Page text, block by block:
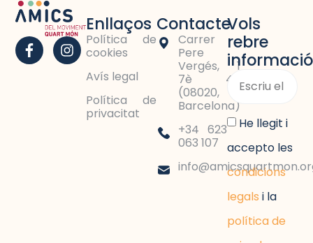
Enllaços
Política de
cookies
Avís legal
Política de
privacitat
Contacte
Carrer
Pere
Vergés, 1
7è 4a
(08020,
Barcelona)
+34 623
063 107
Vols
rebre
He llegit i
accepto les
condicions
legals i la
política de